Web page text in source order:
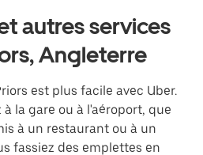
autres services
Angleterre
est plus facile avec Uber.
la gare ou à l'aéroport, que
à un restaurant ou à un
fassiez des emplettes en